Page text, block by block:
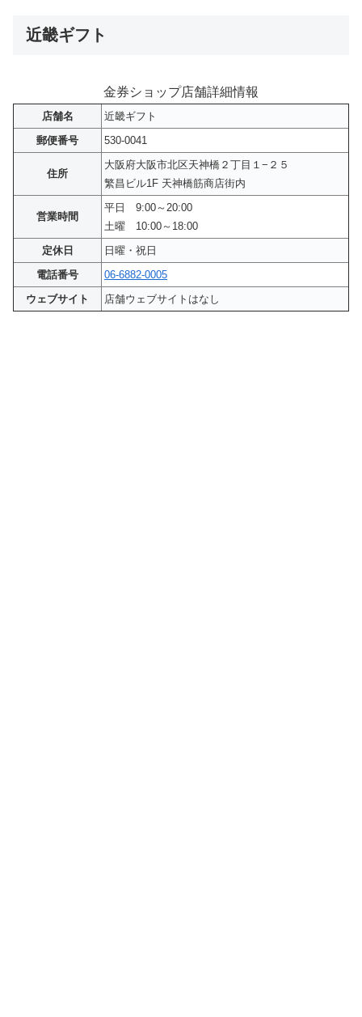
近畿ギフト
金券ショップ店舗詳細情報
店舗名
近畿ギフト
郵便番号
530-0041
住所
大阪府大阪市北区天神橋２丁目１−２５
繁昌ビル1F 天神橋筋商店街内
営業時間
平日 9:00～20:00
土曜 10:00～18:00
定休日
日曜・祝日
電話番号
06-6882-0005
ウェブサイト
店舗ウェブサイトはなし